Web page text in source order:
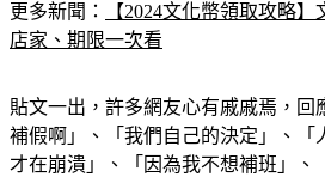
店家、期限一次看
補假啊」、「我們自己的決定」、「
才在崩潰」、「因為我不想補班」、
不放也罵」、「自己請假啊」、「國